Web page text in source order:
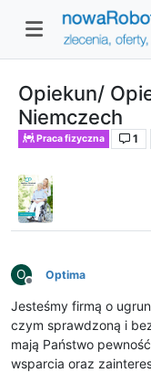
Opiekun/
Niemczech
Praca fizyczna 1
O
Niedostępny
Optima
Jesteśmy firmą o
czym sprawdzoną i
mają Państwo
wsparcia oraz